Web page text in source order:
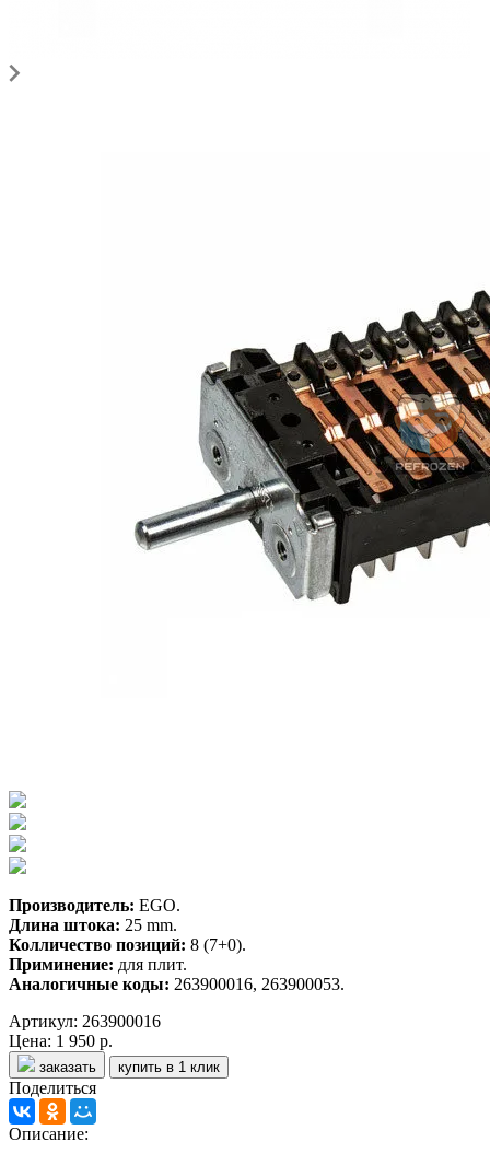
Производитель: EGO.
Длина штока: 25 mm.
Колличество позиций: 8 (7+0).
Приминение: для плит.
Аналогичные коды: 263900016, 263900053.
Артикул: 263900016
Цена: 1 950 р.
заказать купить в 1 клик
Поделиться
Описание: